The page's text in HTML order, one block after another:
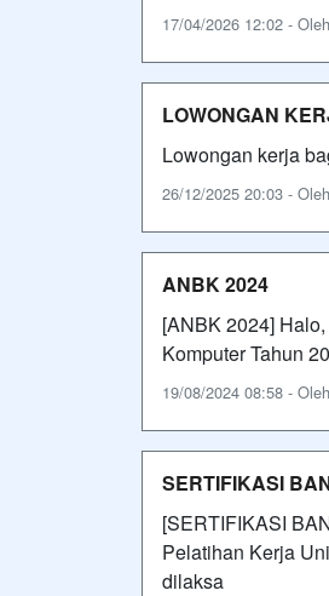
17/04/2026 12:02 -
LOWONGAN
Lowongan kerja
26/12/2025 20:03 -
ANBK 2024
[ANBK 2024]
Komputer Tahun
19/08/2024 08:58 -
SERTIFIKASI
[SERTIFIKASI
Pelatihan Kerja
dilaksa